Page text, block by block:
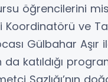
öğrencilerini
Koordinatörü ve
Gülbahar Aşır
da katıldığı